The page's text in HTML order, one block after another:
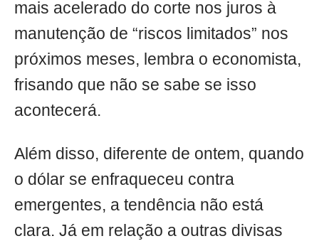
mais acelerado do corte nos juros à
manutenção de “riscos limitados” nos
próximos meses, lembra o economista,
frisando que não se sabe se isso
acontecerá.
Além disso, diferente de ontem, quando
o dólar se enfraqueceu contra
emergentes, a tendência não está
clara. Já em relação a outras divisas